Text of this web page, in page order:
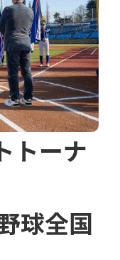
トーナ
球全国